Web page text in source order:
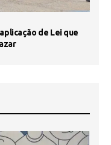
de Lei que